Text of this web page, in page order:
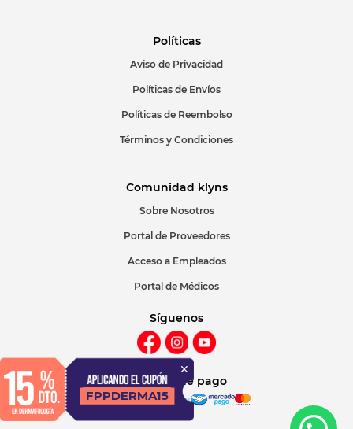
Políticas
Aviso de Privacidad
Políticas de Envíos
Políticas de Reembolso
Términos y Condiciones
Comunidad klyns
Sobre Nosotros
Portal de Proveedores
Acceso a Empleados
Portal de Médicos
Síguenos
Métodos de pago